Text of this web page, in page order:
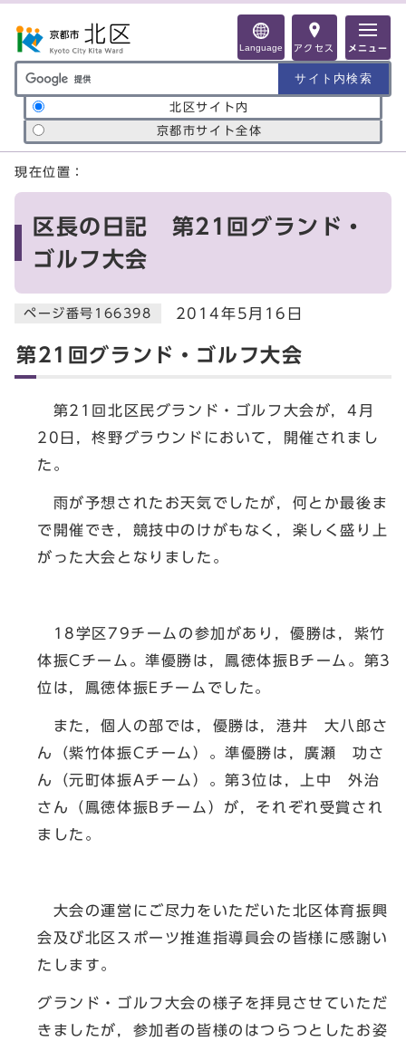
Language アクセス メニュー
サイト内検索の範囲
北区サイト内
京都市サイト全体
ここから本文です
現在位置：
区長の日記 第21回グランド・
ゴルフ大会
ページ番号166398 2014年5月16日
第21回グランド・ゴルフ大会
第21回北区民グランド・ゴルフ大会が，4月
20日，柊野グラウンドにおいて，開催されまし
た。
雨が予想されたお天気でしたが，何とか最後ま
で開催でき，競技中のけがもなく，楽しく盛り上
がった大会となりました。
18学区79チームの参加があり，優勝は，紫竹
体振Cチーム。準優勝は，鳳徳体振Bチーム。第3
位は，鳳徳体振Eチームでした。
また，個人の部では，優勝は，港井 大八郎さ
ん（紫竹体振Cチーム）。準優勝は，廣瀬 功さ
ん（元町体振Aチーム）。第3位は，上中 外治
さん（鳳徳体振Bチーム）が，それぞれ受賞され
ました。
大会の運営にご尽力をいただいた北区体育振興
会及び北区スポーツ推進指導員会の皆様に感謝い
たします。
グランド・ゴルフ大会の様子を拝見させていただ
きましたが，参加者の皆様のはつらつとしたお姿